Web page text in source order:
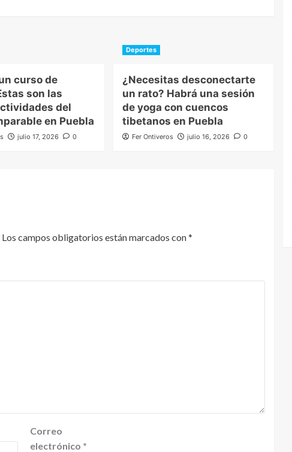
curso de
son las
del
en Puebla
julio 17, 2026 0
Deportes
¿Necesitas desconectarte
un rato? Habrá una sesión
de yoga con cuencos
tibetanos en Puebla
Fer Ontiveros julio 16, 2026 0
Los campos obligatorios están marcados con*
Correo
electrónico *